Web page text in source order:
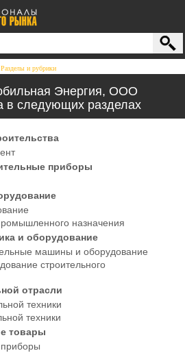
Разделы и рубрики
Энергия, ООО
в следующих разделах
приборы
назначения
и оборудование
машины и оборудование
строительного
отрасли
техники
техники
товары